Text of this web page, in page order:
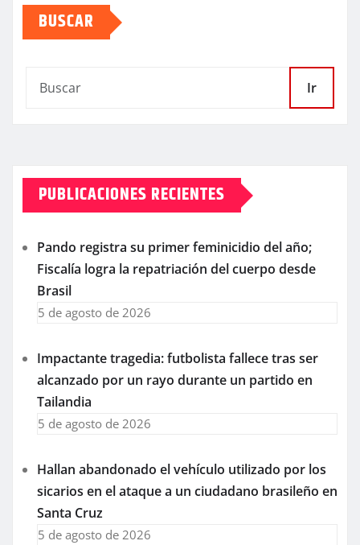
BUSCAR
Ir
PUBLICACIONES RECIENTES
Pando registra su primer feminicidio del año;
Fiscalía logra la repatriación del cuerpo desde
Brasil
5 de agosto de 2026
Impactante tragedia: futbolista fallece tras ser
alcanzado por un rayo durante un partido en
Tailandia
5 de agosto de 2026
Hallan abandonado el vehículo utilizado por los
sicarios en el ataque a un ciudadano brasileño en
Santa Cruz
5 de agosto de 2026